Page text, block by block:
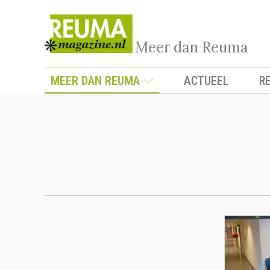
Meer dan Reuma
MEER DAN REUMA ACTUEEL